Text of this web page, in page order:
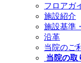
フロアガ
施設紹介
施設基準
沿革
当院のご
当院の取